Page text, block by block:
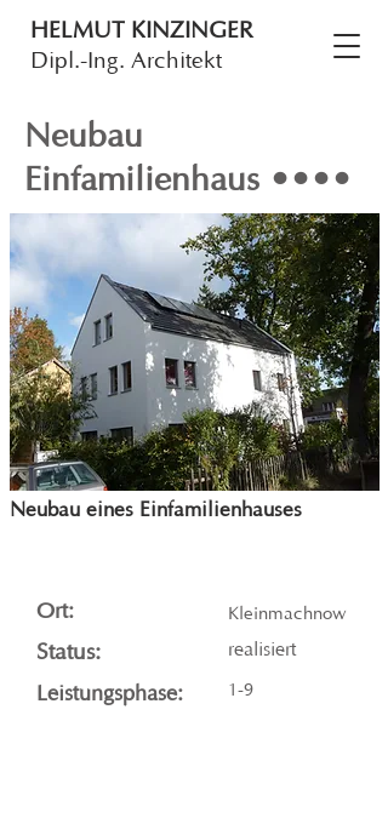
HELMUT KINZINGER
Dipl.-Ing. Architekt
Neubau
Einfamilienhaus ••••
Neubau eines Einfamilienhauses
Ort: Kleinmachnow
Leistungsphase:
Status: realisiert
1-9